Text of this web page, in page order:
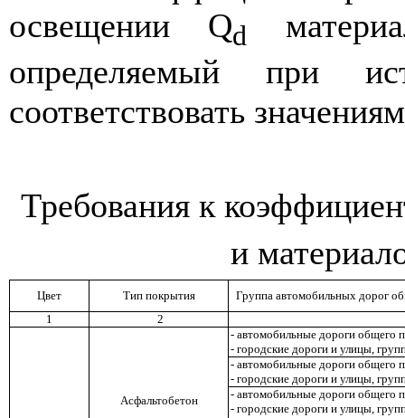
освещении Qd
определяемый при
соответствовать
Требования к
и
Цвет Тип покрытия
Группа автомобильных дорог
1
2
Асфальтобетон
- автомобильные дороги общего
- городские дороги и улицы,
- автомобильные дороги общего
- городские дороги и улицы,
- автомобильные дороги общего
- городские дороги и улицы,